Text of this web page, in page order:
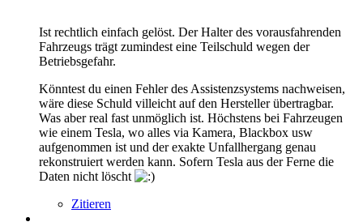
Ist rechtlich einfach gelöst. Der Halter des vorausfahrenden
Fahrzeugs trägt zumindest eine Teilschuld wegen der
Betriebsgefahr.
Könntest du einen Fehler des Assistenzsystems nachweisen,
wäre diese Schuld villeicht auf den Hersteller übertragbar.
Was aber real fast unmöglich ist. Höchstens bei Fahrzeugen
wie einem Tesla, wo alles via Kamera, Blackbox usw
aufgenommen ist und der exakte Unfallhergang genau
rekonstruiert werden kann. Sofern Tesla aus der Ferne die
Daten nicht löscht
Zitieren